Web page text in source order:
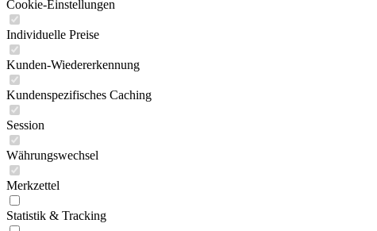
Cookie-Einstellungen
Individuelle Preise
Kunden-Wiedererkennung
Kundenspezifisches Caching
Session
Währungswechsel
Merkzettel
Statistik & Tracking